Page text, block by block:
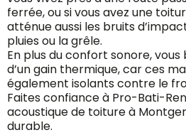
ferrée, ou si vous avez une
atténue aussi les bruits
pluies ou la grêle.
En plus du confort sonore,
d’un gain thermique, car ces
également isolants contre le
Faites confiance à Pro-Bati-
acoustique de toiture à
durable.